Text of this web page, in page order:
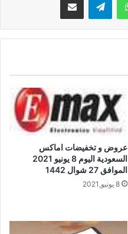
عروض و تخفيضات اماكس
السعودية اليوم 8 يونيو 2021
الموافق 27 شوال 1442
8 يونيو,2021